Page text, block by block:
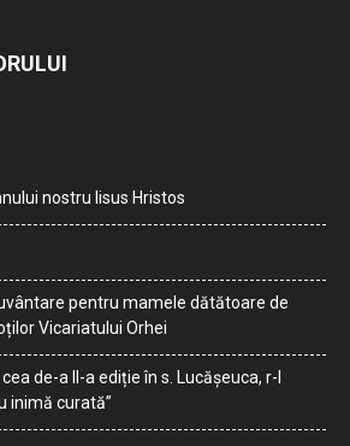
nostru Iisus Hristos
pentru mamele dătătoare de
Vicariatului Orhei
de-a II-a ediție în s. Lucășeuca, r-l
inimă curată”